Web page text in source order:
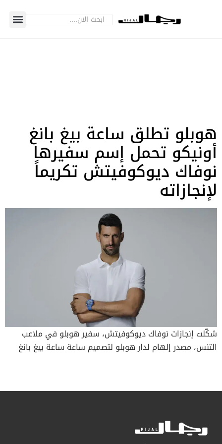
هوبلو تطلق ساعة بيغ بانغ
أونيكو تحمل إسم سفيرها
نوفاك ديوكوفيتش تكريماً
لإنجازاته
شكّلت إنجازات نوفاك ديوكوفيتش، سفير هوبلو في ملاعب
التنس، مصدر إلهام لدار هوبلو لتصميم ساعة ساعة بيغ بانغ
لتحقيق الابتكار المستدام. وتقدّم العلامة وسفيرها، ساعة
Novak Djokovic: ساعة استثنائية تجسّد الابتكار والتميّز في
استخدام المواد انطلاقًا من التزام هوبلو بالابتكار وإتقانها